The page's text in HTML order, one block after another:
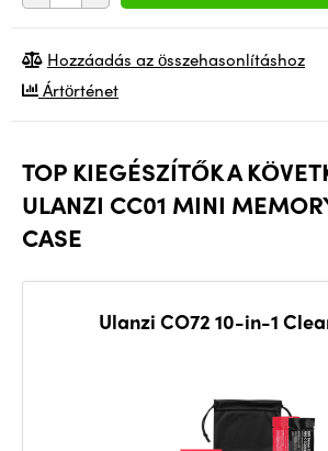
Hozzáadás az összehasonlításhoz
Ártörténet
TOP KIEGÉSZÍTŐK A
ULANZI CC01 MINI
CASE
Ulanzi CO72 10-in-1